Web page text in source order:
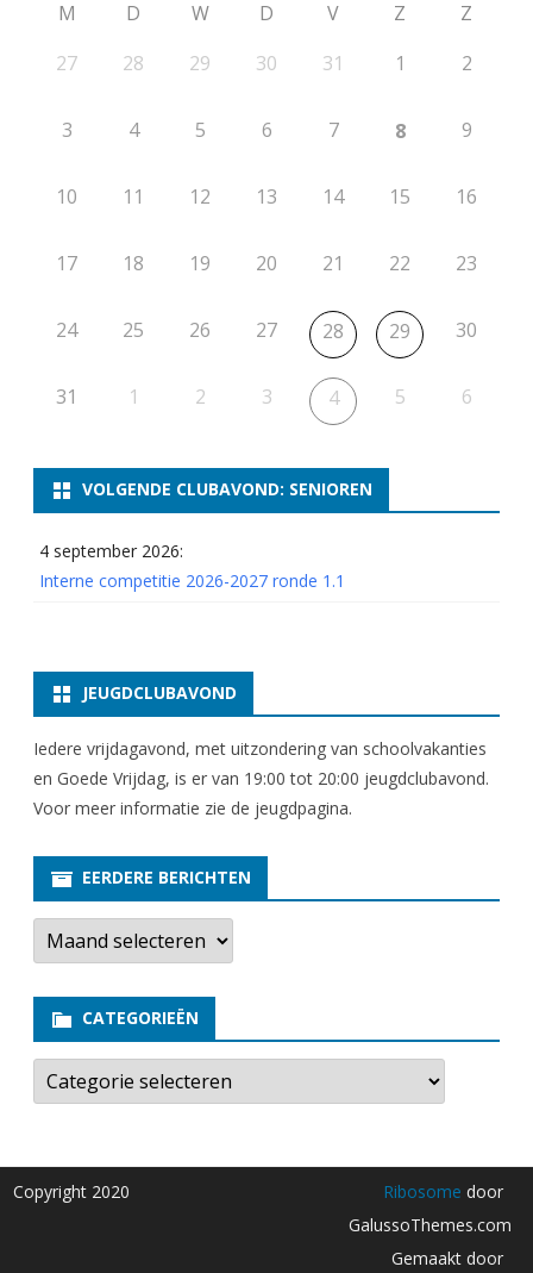
M D W D V Z
Z
27
28 29 30 31 1 2
3 4 5 6 7 8 9
10 11 12 13 14 15 16
17 18 19 20 21 22 23
24 25 26 27 28 29 30
31 1 2 3 4 5 6
VOLGENDE CLUBAVOND: SENIOREN
4 september 2026:
Interne competitie 2026-2027 ronde 1.1
JEUGDCLUBAVOND
Iedere vrijdagavond, met uitzondering van schoolvakanties
en Goede Vrijdag, is er van 19:00 tot 20:00 jeugdclubavond.
Voor meer informatie zie de jeugdpagina.
EERDERE BERICHTEN
E
r
e
e
b
r
t
e
CATEGORIEËN
C
t
o
r
i
Copyright 2020 Ribosome door
GalussoThemes.com
Gemaakt door